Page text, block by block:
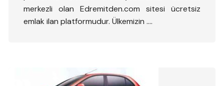
merkezli olan Edremitden.com sitesi ücretsiz
emlak ilan platformudur. Ülkemizin ….